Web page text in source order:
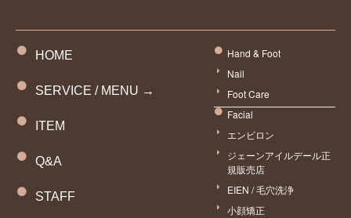
HOME
SERVICE / MENU →
ITEM
Q&A
STAFF
Hand & Foot
Nail
Foot Care
Facial
エンビロン
ジェーンアイルデール正
規販売店
EIEN / 毛穴洗浄
小顔矯正